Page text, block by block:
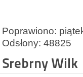
Poprawiono:
Odsłony: 48825
Srebrny Wilk